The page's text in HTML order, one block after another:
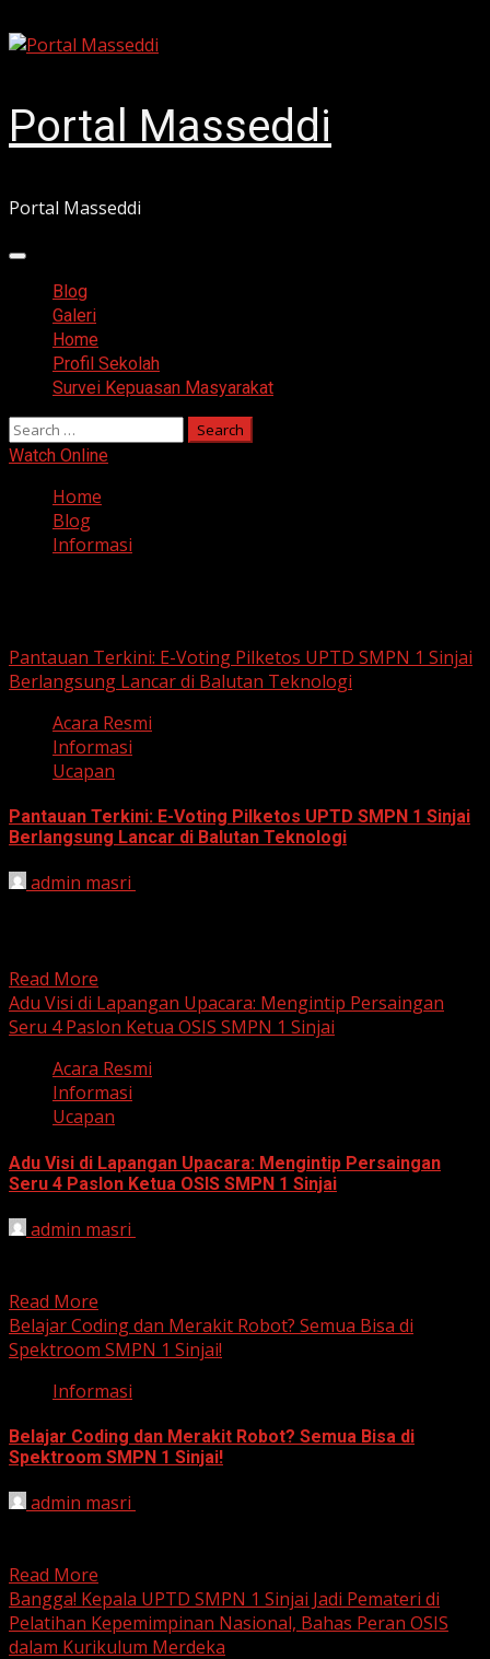
to
Portal Masseddi
Portal Masseddi
Primary
MenuBlog
Galeri
Home
Profil Sekolah
Survei Kepuasan Masyarakat
Search
for:
Watch Online
Home
Blog
Informasi
Pantauan Terkini: E-Voting Pilketos UPTD SMPN 1 Sinjai
Berlangsung Lancar di Balutan Teknologi
Acara Resmi
Informasi
Ucapan
Pantauan Terkini: E-Voting Pilketos UPTD SMPN 1 Sinjai
Berlangsung Lancar di Balutan Teknologi
admin masri
Read More
Adu Visi di Lapangan Upacara: Mengintip Persaingan
Seru 4 Paslon Ketua OSIS SMPN 1 Sinjai
Acara Resmi
Informasi
Ucapan
Adu Visi di Lapangan Upacara: Mengintip Persaingan
Seru 4 Paslon Ketua OSIS SMPN 1 Sinjai
admin masri
Read More
Belajar Coding dan Merakit Robot? Semua Bisa di
Spektroom SMPN 1 Sinjai!
Informasi
Belajar Coding dan Merakit Robot? Semua Bisa di
Spektroom SMPN 1 Sinjai!
admin masri
Read More
Bangga! Kepala UPTD SMPN 1 Sinjai Jadi Pemateri di
Pelatihan Kepemimpinan Nasional, Bahas Peran OSIS
dalam Kurikulum Merdeka